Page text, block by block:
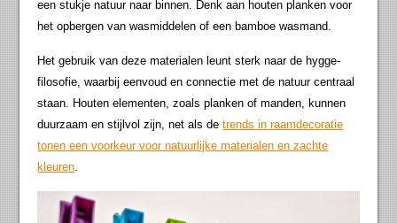
een stukje natuur naar binnen. Denk aan houten planken voor
het opbergen van wasmiddelen of een bamboe wasmand.
Het gebruik van deze materialen leunt sterk naar de hygge-
filosofie, waarbij eenvoud en connectie met de natuur centraal
staan. Houten elementen, zoals planken of manden, kunnen
duurzaam en stijlvol zijn, net als detrends in raamdecoratie
tonen een voorkeur voor natuurlijke materialen en zachte
kleuren